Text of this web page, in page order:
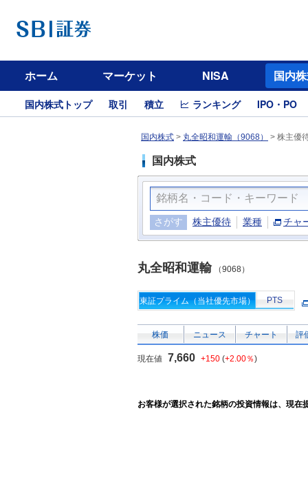
ホーム マーケット NISA 国内
国内株式トップ 取引 積立 ランキング IPO・PO
国内株式 > 丸全昭和運輸（9068） > 株主優
国内株式
さがす 株主優待 業種 チャ
丸全昭和運輸 （9068）
東証プライム（当社優先市場） PTS
株価 ニュース チャート 評
現在値 7,660 +150 (+2.00％)
お客様が選択された銘柄の投資情報は、現在